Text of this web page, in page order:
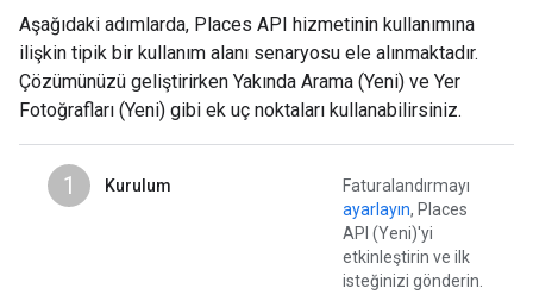
Aşağıdaki adımlarda, Places API hizmetinin kullanımına
ilişkin tipik bir kullanım alanı senaryosu ele alınmaktadır.
Çözümünüzü geliştirirken Yakında Arama (Yeni) ve Yer
Fotoğrafları (Yeni) gibi ek uç noktaları kullanabilirsiniz.
1 Kurulum
Faturalandırmayı
ayarlayın, Places
API (Yeni)'yi
etkinleştirin ve ilk
isteğinizi gönderin.